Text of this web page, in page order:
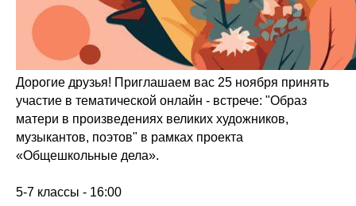
Дорогие друзья! Приглашаем вас 25 ноября принять
участие в тематической онлайн - встрече: "Образ
матери в произведениях великих художников,
музыкантов, поэтов" в рамках проекта
«Общешкольные дела».
5-7 классы - 16:00